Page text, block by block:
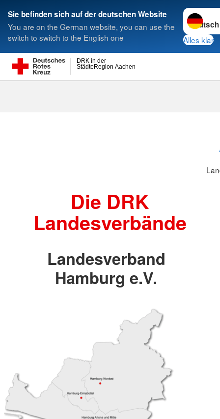
Sie befinden sich auf der deutschen Website
You are on the German website, you can use the
switch to switch to the English one
Sprache
Alles klar
StädteRegion Aachen
DRK in der
Suche
Die DRK
Landesverbände
Landesverband
Hamburg e.V.